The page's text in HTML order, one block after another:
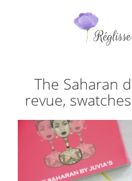
The Saharan
revue,